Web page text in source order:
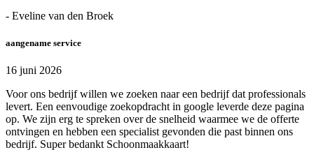
- Eveline van den Broek
aangename service
16 juni 2026
Voor ons bedrijf willen we zoeken naar een bedrijf dat professionals
levert. Een eenvoudige zoekopdracht in google leverde deze pagina
op. We zijn erg te spreken over de snelheid waarmee we de offerte
ontvingen en hebben een specialist gevonden die past binnen ons
bedrijf. Super bedankt Schoonmaakkaart!